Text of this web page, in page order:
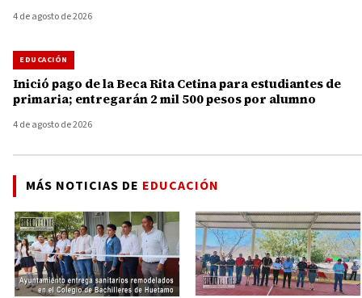
4 de agosto de 2026
EDUCACIÓN
Inició pago de la Beca Rita Cetina para estudiantes de
primaria; entregarán 2 mil 500 pesos por alumno
4 de agosto de 2026
MÁS NOTICIAS DE EDUCACIÓN